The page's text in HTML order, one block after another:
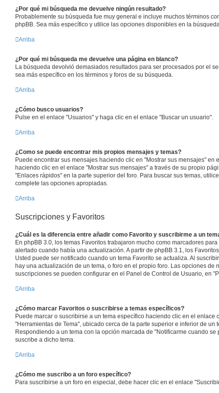
¿Por qué mi búsqueda me devuelve ningún resultado?
Probablemente su búsqueda fue muy general e incluye muchos términos
phpBB. Sea más específico y utilice las opciones disponibles en la
Arriba
¿Por qué mi búsqueda me devuelve una página en blanco?
La búsqueda devolvió demasiados resultados para ser procesados por el
sea más específico en los términos y foros de su búsqueda.
Arriba
¿Cómo busco usuarios?
Pulse en el enlace "Usuarios" y haga clic en el enlace "Buscar un usuario".
Arriba
¿Como se puede encontrar mis propios mensajes y temas?
Puede encontrar sus mensajes haciendo clic en "Mostrar sus mensajes" en
haciendo clic en el enlace "Mostrar sus mensajes" a través de su propio
"Enlaces rápidos" en la parte superior del foro. Para buscar sus temas,
complete las opciones apropiadas.
Arriba
Suscripciones y Favoritos
¿Cuál es la diferencia entre añadir como Favorito y suscribirme a un
En phpBB 3.0, los temas Favoritos trabajaron mucho como marcadores
alertado cuando había una actualización. A partir de phpBB 3.1, los
Usted puede ser notificado cuando un tema Favorito se actualiza. Al
hay una actualización de un tema, o foro en el propio foro. Las opciones de
suscripciones se pueden configurar en el Panel de Control de Usuario, en
Arriba
¿Cómo marcar Favoritos o suscribirse a temas específicos?
Puede marcar o suscribirse a un tema específico haciendo clic en el enlace
"Herramientas de Tema", ubicado cerca de la parte superior e inferior de un
Respondiendo a un tema con la opción marcada de "Notificarme cuando
suscribe a dicho tema.
Arriba
¿Cómo me suscribo a un foro específico?
Para suscribirse a un foro en especial, debe hacer clic en el enlace